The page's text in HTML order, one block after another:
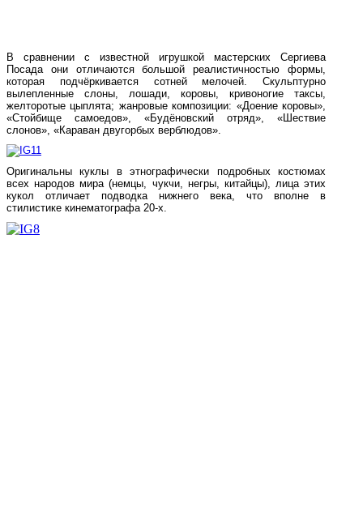
В сравнении с известной игрушкой мастерских Сергиева
Посада они отличаются большой реалистичностью формы,
которая подчёркивается сотней мелочей. Скульптурно
вылепленные слоны, лошади, коровы, кривоногие таксы,
желторотые цыплята; жанровые композиции: «Доение коровы»,
«Стойбище самоедов», «Будёновский отряд», «Шествие
слонов», «Караван двугорбых верблюдов».
Оригинальны куклы в этнографически подробных костюмах
всех народов мира (немцы, чукчи, негры, китайцы), лица этих
кукол отличает подводка нижнего века, что вполне в
стилистике кинематографа 20-х.